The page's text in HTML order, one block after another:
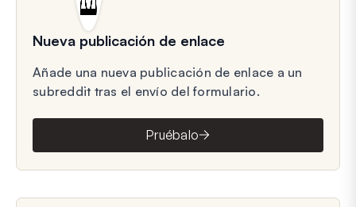
Nueva publicación de enlace
Añade una nueva publicación de enlace a un
subreddit tras el envío del formulario.
Pruébalo